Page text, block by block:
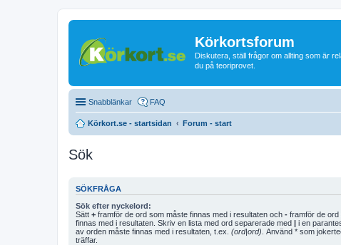
Körkortsforum
Diskutera, ställ frågor om allting som är
du på teoriprovet.
Snabblänkar FAQ
Körkort.se - startsidan Forum - start
Sök
SÖKFRÅGA
Sök efter nyckelord:
Sätt + framför de ord som måste finnas med i resultaten och - framför de ord
finnas med i resultaten. Skriv en lista med ord separerade med | i en
av orden måste finnas med i resultaten, t.ex. (ord|ord) . Använd * som
träffar.